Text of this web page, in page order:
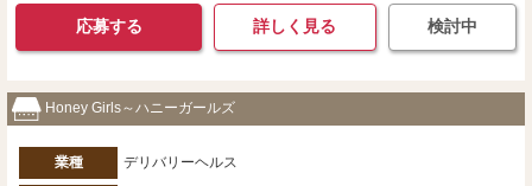
応募する 詳しく見る 検討中
Honey Girls～ハニーガールズ
業種 デリバリーヘルス